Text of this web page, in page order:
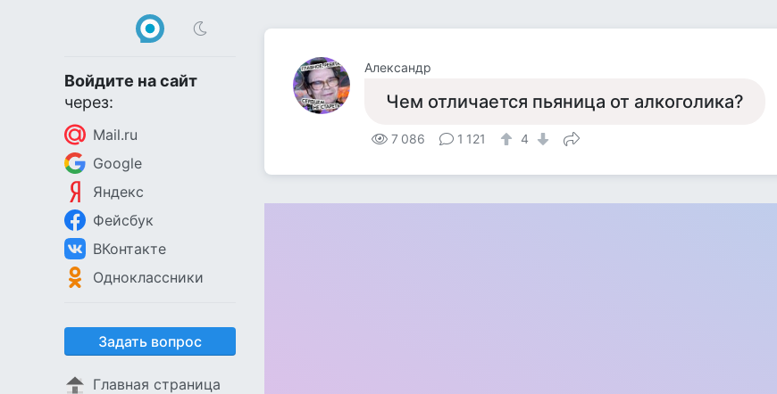
Войдите на сайт
через:
Mail.ru
Google
Яндекс
Фейсбук
ВКонтакте
Одноклассники
Задать вопрос
Главная страница
Александр
Чем отличается пьяница от алкоголика?
7 086 1 121 4